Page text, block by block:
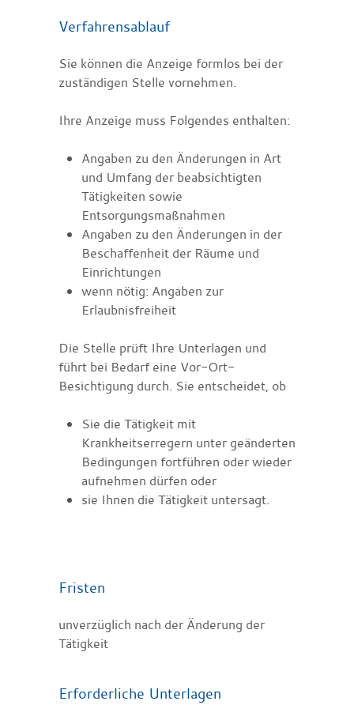
Verfahrensablauf
Sie können die Anzeige formlos bei der
zuständigen Stelle vornehmen.
Ihre Anzeige muss Folgendes enthalten:
Angaben zu den Änderungen in Art
und Umfang der beabsichtigten
Tätigkeiten sowie
Entsorgungsmaßnahmen
Angaben zu den Änderungen in der
Beschaffenheit der Räume und
Einrichtungen
wenn nötig: Angaben zur
Erlaubnisfreiheit
Die Stelle prüft Ihre Unterlagen und
führt bei Bedarf eine Vor-Ort-
Besichtigung durch. Sie entscheidet, ob
Sie die Tätigkeit mit
Krankheitserregern unter geänderten
Bedingungen fortführen oder wieder
aufnehmen dürfen oder
sie Ihnen die Tätigkeit untersagt.
Fristen
unverzüglich nach der Änderung der
Tätigkeit
Erforderliche Unterlagen